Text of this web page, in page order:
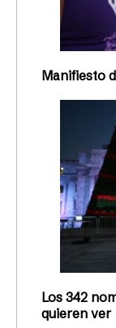
Manifiesto
Los 342
quieren ver